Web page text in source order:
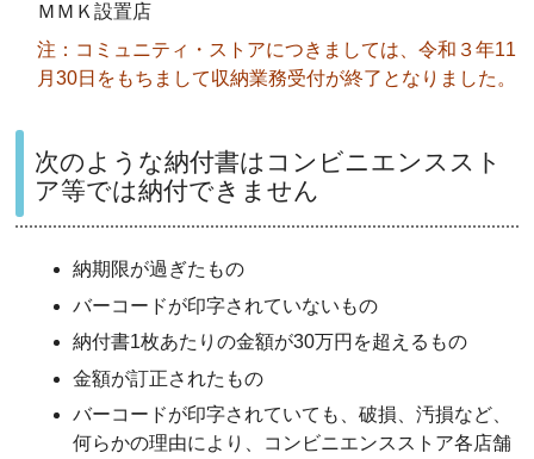
ＭＭＫ設置店
注：コミュニティ・ストアにつきましては、令和３年11
月30日をもちまして収納業務受付が終了となりました。
次のような納付書はコンビニエンススト
ア等では納付できません
納期限が過ぎたもの
バーコードが印字されていないもの
納付書1枚あたりの金額が30万円を超えるもの
金額が訂正されたもの
バーコードが印字されていても、破損、汚損など、
何らかの理由により、コンビニエンスストア各店舗